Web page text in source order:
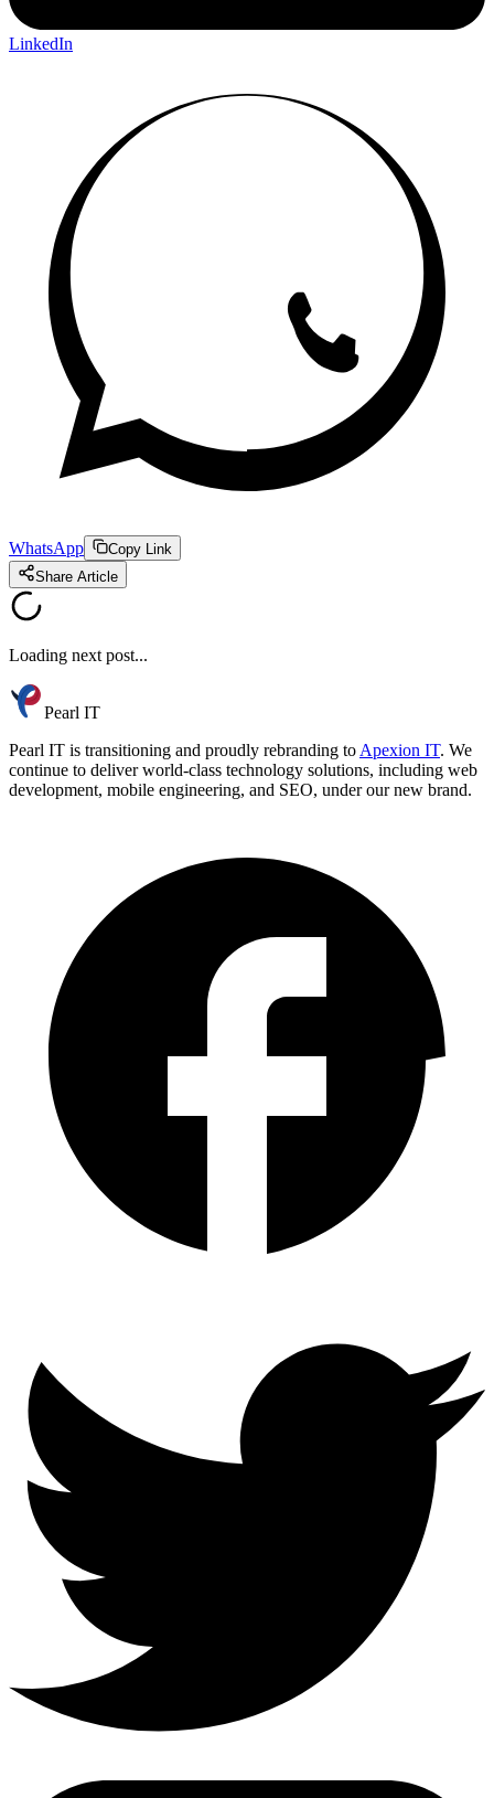
LinkedIn
WhatsApp
Copy Link
Share Article
Loading next post...
Pearl IT
Pearl IT is transitioning and proudly rebranding to Apexion IT. We
continue to deliver world-class technology solutions, including web
development, mobile engineering, and SEO, under our new brand.